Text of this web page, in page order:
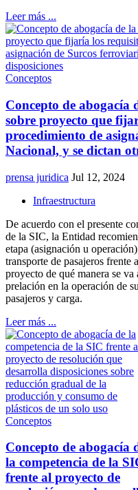
Leer más ...
Conceptos
Concepto de abogacía
sobre proyecto que
procedimiento de
Nacional, y se dictan
prensa juridica Jul 12, 2024
Infraestructura
De acuerdo con el presente
de la SIC, la Entidad
etapa (asignación u
transporte de pasajeros frente
proyecto de qué manera se
prelación en la operación de
pasajeros y carga.
Leer más ...
Conceptos
Concepto de abogacía
la competencia de la
frente al proyecto de